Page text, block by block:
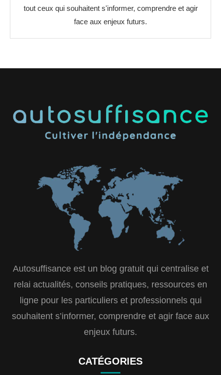
tout ceux qui souhaitent s'informer, comprendre et agir
face aux enjeux futurs.
Autosuffisance est un blog gratuit qui centralise et
relai actualités, conseils pratiques, ressources en
ligne pour les particuliers et professionnels qui
souhaitent s’informer, comprendre et agir face aux
enjeux futurs.
CATÉGORIES